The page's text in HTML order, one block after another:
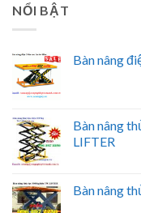
NỔI BẬT
Bàn nâng
Bàn nâng
LIFTER
Bàn nâng